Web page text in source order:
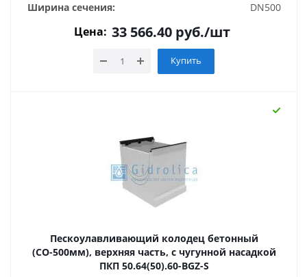
Ширина сечения:
DN500
Цена: 33 566.40руб./шт
Купить
Пескоулавливающий колодец бетонный
(СО-500мм), верхняя часть, с чугунной насадкой
ПКП 50.64(50).60-BGZ-S